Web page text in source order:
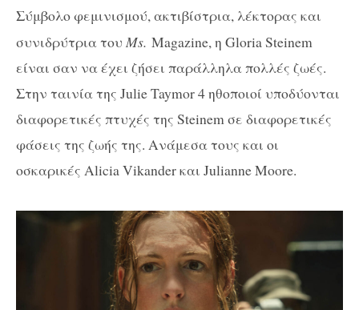
Σύμβολο φεμινισμού, ακτιβίστρια, λέκτορας και
συνιδρύτρια του Ms. Magazine, η Gloria Steinem
είναι σαν να έχει ζήσει παράλληλα πολλές ζωές.
Στην ταινία της Julie Taymor 4 ηθοποιοί υποδύονται
διαφορετικές πτυχές της Steinem σε διαφορετικές
φάσεις της ζωής της. Ανάμεσα τους και οι
οσκαρικές Alicia Vikander και Julianne Moore.